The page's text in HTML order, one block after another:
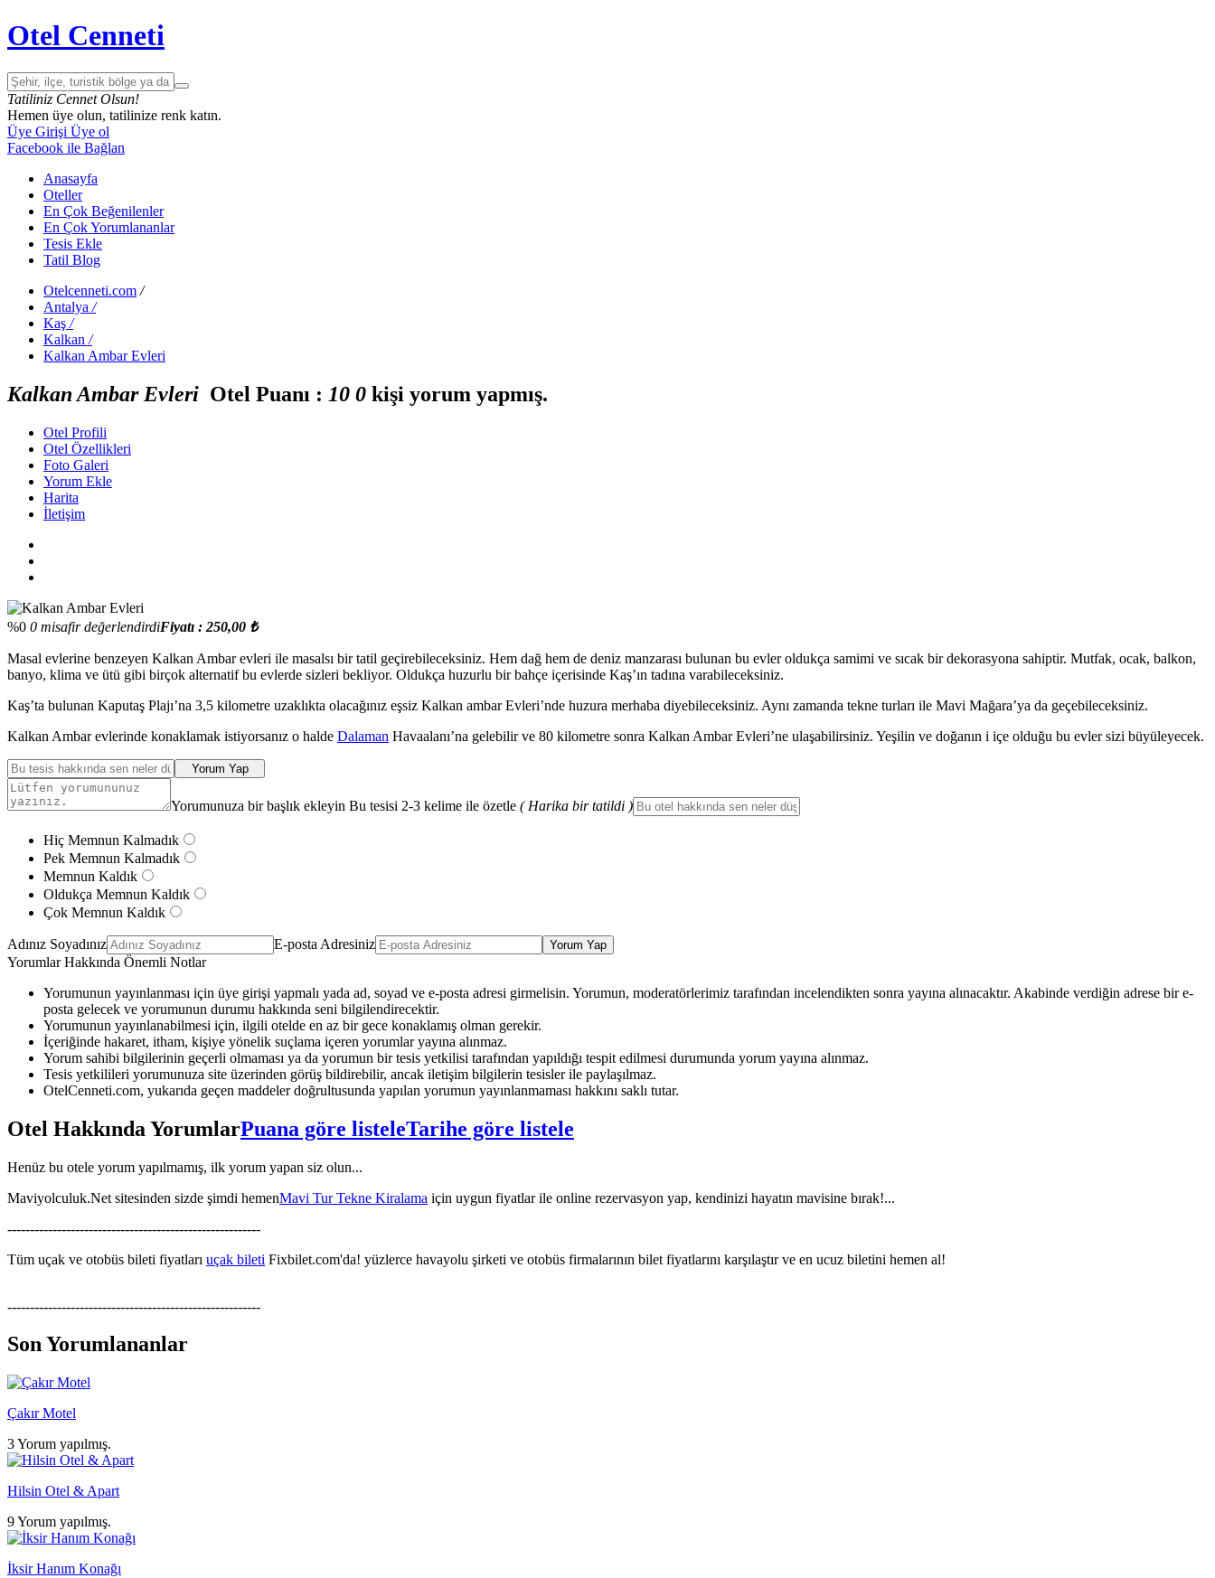
Otel Cenneti
Tatiliniz Cennet Olsun!
Hemen üye olun, tatilinize renk katın.
Üye Girişi Üye ol
Facebook ile Bağlan
Anasayfa
Oteller
En Çok Beğenilenler
En Çok Yorumlananlar
Tesis Ekle
Tatil Blog
Otelcenneti.com /
Antalya /
Kaş /
Kalkan /
Kalkan Ambar Evleri
Kalkan Ambar Evleri Otel Puanı : 10 0 kişi yorum yapmış.
Otel Profili
Otel Özellikleri
Foto Galeri
Yorum Ekle
Harita
İletişim
%0 0 misafir değerlendirdiFiyatı : 250,00 ₺
Masal evlerine benzeyen Kalkan Ambar evleri ile masalsı bir tatil geçirebileceksiniz. Hem dağ hem de deniz manzarası bulunan bu evler oldukça samimi ve sıcak bir dekorasyona sahiptir. Mutfak, ocak, balkon,
banyo, klima ve ütü gibi birçok alternatif bu evlerde sizleri bekliyor. Oldukça huzurlu bir bahçe içerisinde Kaş’ın tadına varabileceksiniz.
Kaş’ta bulunan Kaputaş Plajı’na 3,5 kilometre uzaklıkta olacağınız eşsiz Kalkan ambar Evleri’nde huzura merhaba diyebileceksiniz. Aynı zamanda tekne turları ile Mavi Mağara’ya da geçebileceksiniz.
Kalkan Ambar evlerinde konaklamak istiyorsanız o halde Dalaman Havaalanı’na gelebilir ve 80 kilometre sonra Kalkan Ambar Evleri’ne ulaşabilirsiniz. Yeşilin ve doğanın i içe olduğu bu evler sizi büyüleyecek.
Yorum Yap
Yorumunuza bir başlık ekleyin Bu tesisi 2-3 kelime ile özetle ( Harika bir tatildi )
Hiç Memnun Kalmadık
Pek Memnun Kalmadık
Memnun Kaldık
Oldukça Memnun Kaldık
Çok Memnun Kaldık
Adınız Soyadınız E-posta Adresiniz Yorum Yap
Yorumlar Hakkında Önemli Notlar
Yorumunun yayınlanması için üye girişi yapmalı yada ad, soyad ve e-posta adresi girmelisin. Yorumun, moderatörlerimiz tarafından incelendikten sonra yayına alınacaktır. Akabinde verdiğin adrese bir e-
posta gelecek ve yorumunun durumu hakkında seni bilgilendirecektir.
Yorumunun yayınlanabilmesi için, ilgili otelde en az bir gece konaklamış olman gerekir.
İçeriğinde hakaret, itham, kişiye yönelik suçlama içeren yorumlar yayına alınmaz.
Yorum sahibi bilgilerinin geçerli olmaması ya da yorumun bir tesis yetkilisi tarafından yapıldığı tespit edilmesi durumunda yorum yayına alınmaz.
Tesis yetkilileri yorumunuza site üzerinden görüş bildirebilir, ancak iletişim bilgilerin tesisler ile paylaşılmaz.
OtelCenneti.com, yukarıda geçen maddeler doğrultusunda yapılan yorumun yayınlanmaması hakkını saklı tutar.
Otel Hakkında YorumlarPuana göre listeleTarihe göre listele
Henüz bu otele yorum yapılmamış, ilk yorum yapan siz olun...
Maviyolculuk.Net sitesinden sizde şimdi hemenMavi Tur Tekne Kiralama için uygun fiyatlar ile online rezervasyon yap, kendinizi hayatın mavisine bırak!...
--------------------------------------------------------
Tüm uçak ve otobüs bileti fiyatları uçak bileti Fixbilet.com'da! yüzlerce havayolu şirketi ve otobüs firmalarının bilet fiyatlarını karşılaştır ve en ucuz biletini hemen al!
--------------------------------------------------------
Son Yorumlananlar
Çakır Motel
3 Yorum yapılmış.
Hilsin Otel & Apart
9 Yorum yapılmış.
İksir Hanım Konağı